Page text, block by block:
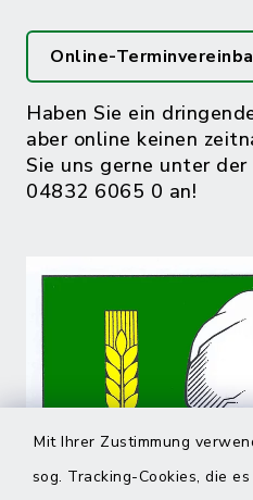
Mit Ihrer Zustimmung
sog. Tracking-Cookies, die
Online-
Haben Sie ein
aber online keinen
Sie uns gerne unter
04832 6065 0 an!